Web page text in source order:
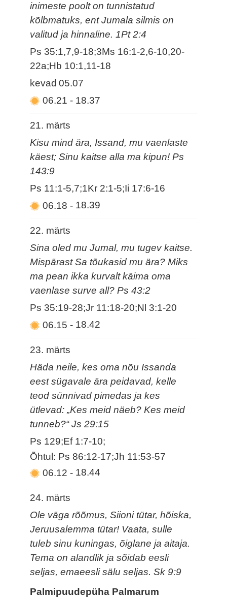
inimeste poolt on tunnistatud
kõlbmatuks, ent Jumala silmis on
valitud ja hinnaline. 1Pt 2:4
Ps 35:1,7,9-18;3Ms 16:1-2,6-10,20-
22a;Hb 10:1,11-18
kevad 05.07
06.21- 18.37
21. märts
Kisu mind ära, Issand, mu vaenlaste
käest; Sinu kaitse alla ma kipun! Ps
143:9
Ps 11:1-5,7;1Kr 2:1-5;Ii 17:6-16
06.18- 18.39
22. märts
Sina oled mu Jumal, mu tugev kaitse.
Mispärast Sa tõukasid mu ära? Miks
ma pean ikka kurvalt käima oma
vaenlase surve all? Ps 43:2
Ps 35:19-28;Jr 11:18-20;Nl 3:1-20
06.15- 18.42
23. märts
Häda neile, kes oma nõu Issanda
eest sügavale ära peidavad, kelle
teod sünnivad pimedas ja kes
ütlevad: „Kes meid näeb? Kes meid
tunneb?“ Js 29:15
Ps 129;Ef 1:7-10;
Õhtul: Ps 86:12-17;Jh 11:53-57
06.12- 18.44
24. märts
Ole väga rõõmus, Siioni tütar, hõiska,
Jeruusalemma tütar! Vaata, sulle
tuleb sinu kuningas, õiglane ja aitaja.
Tema on alandlik ja sõidab eesli
seljas, emaeesli sälu seljas. Sk 9:9
Palmipuudepüha Palmarum